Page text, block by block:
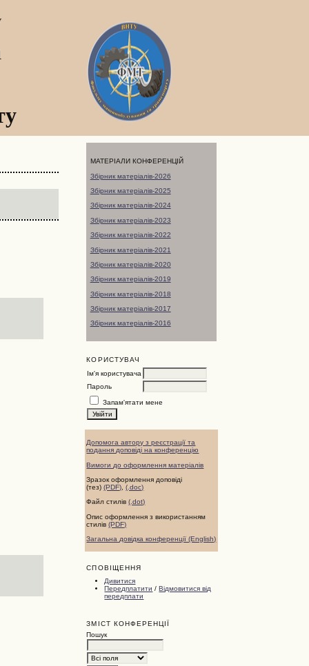
МАТЕРІАЛИ КОНФЕРЕНЦІЙ
Збірник матеріалів-2026
Збірник матеріалів-2025
Збірник матеріалів-2024
Збірник матеріалів-2023
Збірник матеріалів-2022
Збірник матеріалів-2021
Збірник матеріалів-2020
Збірник матеріалів-2019
Збірник матеріалів-2018
Збірник матеріалів-2017
Збірник матеріалів-2016
КОРИСТУВАЧ
Ім'я користувача
Пароль
Запам'ятати мене
Допомога автору з реєстрації та
подання доповіді на конференцію
Вимоги до оформлення матеріалів
Зразок оформлення доповіді
(тез)(PDF) ,(.doc)
Файл стилів(.dot)
Опис оформлення з використанням
стилів(PDF)
Загальна довідка конференції (English)
СПОВІЩЕННЯ
Дивитися
Передплатити /Відмовитися від
передплати
ЗМІСТ КОНФЕРЕНЦІЇ
Пошук